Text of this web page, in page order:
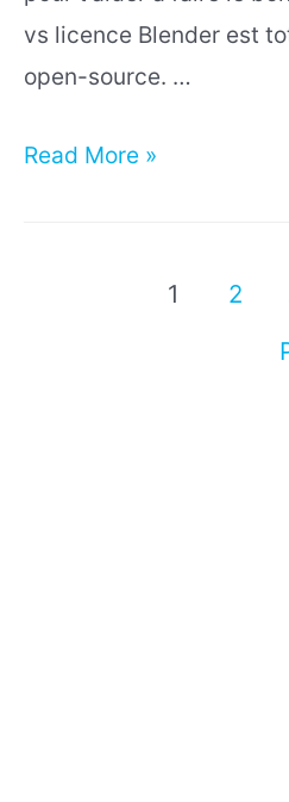
vs licence Blender est
open-source. …
Blender
Read More »
1 2